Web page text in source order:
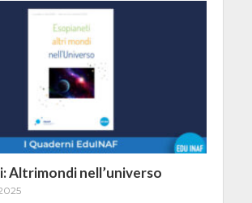
Altrimondi nell’universo